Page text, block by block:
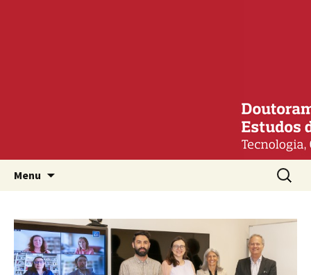
Menu
por: